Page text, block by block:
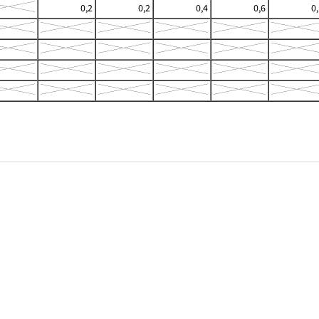
0,2 0,2 0,4 0,6